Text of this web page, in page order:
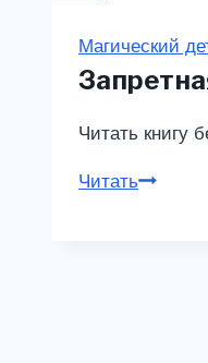
Магический
Читать книгу
Читать